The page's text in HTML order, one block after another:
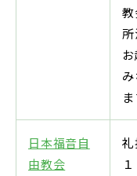
教
ま
日本福音自
由教会